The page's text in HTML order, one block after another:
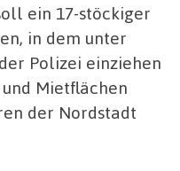
ein 17-stöckiger
in dem unter
Polizei einziehen
Mietflächen
der Nordstadt